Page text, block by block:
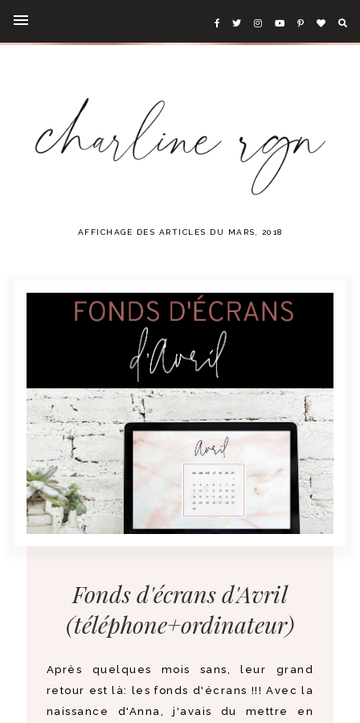
AFFICHAGE DES ARTICLES DU MARS, 2018
Fonds d'écrans d'Avril
(téléphone+ordinateur)
Après quelques mois sans, leur grand
retour est là: les fonds d'écrans !!! Avec la
naissance d'Anna, j'avais du mettre en